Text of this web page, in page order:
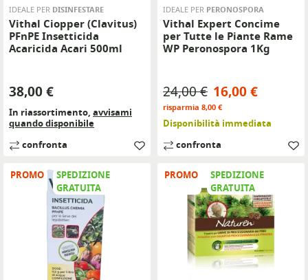
IDEALE PER DISINFESTARE
Vithal Ciopper (Clavitus)
PFnPE Insetticida
Acaricida Acari 500ml
Prezzo
38,00 €
In riassortimento, avvisami
quando disponibile
confronta
IDEALE PER PERONOSPORA
Vithal Expert Concime
per Tutte le Piante Rame
WP Peronospora 1Kg
Prezzo base
24,00 € Prezzo
16,00 €
risparmia 8,00 €
Disponibilità immediata
confronta
PROMO
SPEDIZIONE
GRATUITA
PROMO
SPEDIZIONE
GRATUITA